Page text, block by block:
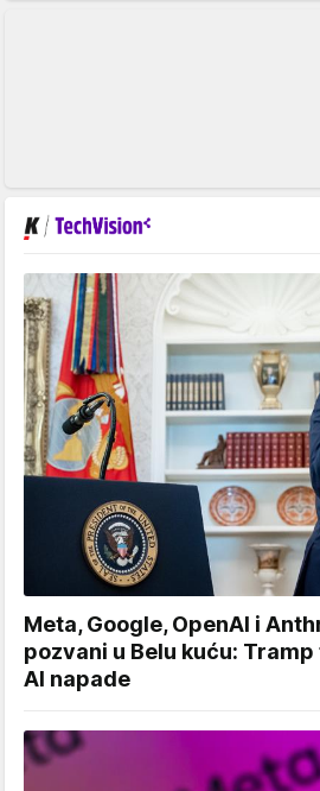
Meta, Google, OpenAI i
pozvani u Belu kuću:
AI napade